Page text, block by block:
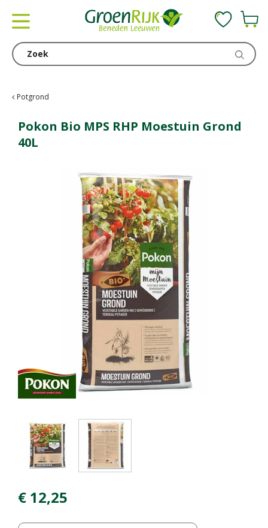
Potgrond
Pokon Bio MPS RHP Moestuin Grond
40L
€ 12,25